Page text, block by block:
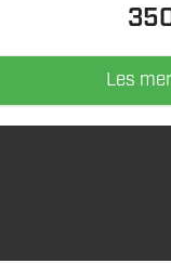
Les mer